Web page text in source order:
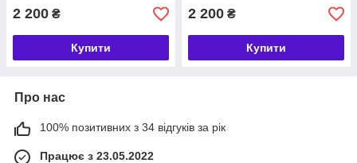
2 200 ₴
Купити
2 200 ₴
Купити
Про нас
100% позитивних з 34 відгуків за рік
Працює з 23.05.2022